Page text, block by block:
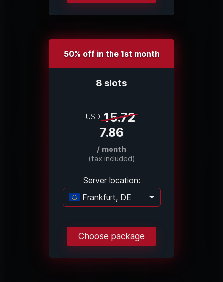
50% off in the 1st month
8 slots
USD 15.72
7.86
/ month
(tax included)
Server location:
Frankfurt, DE
Loading...
Choose package